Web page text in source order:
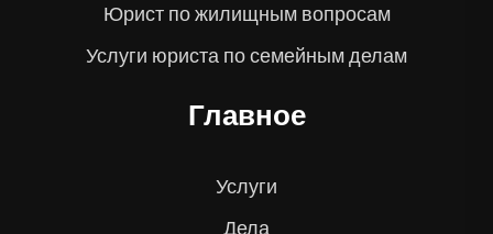
Юрист по жилищным вопросам
Услуги юриста по семейным делам
Главное
Услуги
Дела